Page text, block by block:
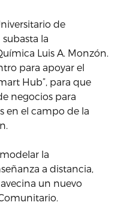
de
la
Luis A. Monzón.
para apoyar el
Hub”, para que
negocios para
en el campo de la
la
a distancia,
un nuevo